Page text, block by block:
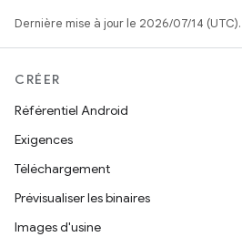
Dernière mise à jour le 2026/07/14 (UTC).
CRÉER
Référentiel Android
Exigences
Téléchargement
Prévisualiser les binaires
Images d'usine